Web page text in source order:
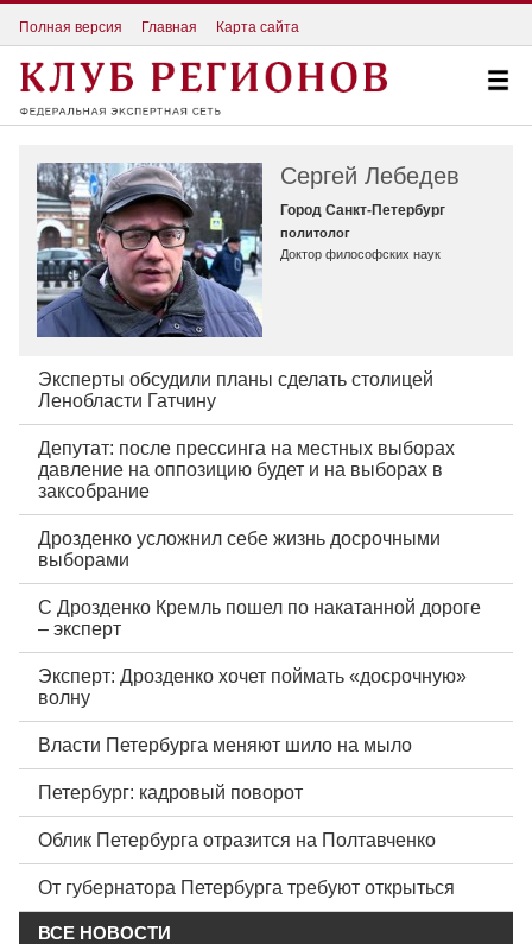
Полная версия Главная Карта сайта
Сергей Лебедев
Город Санкт-Петербург
политолог
Доктор философских наук
Эксперты обсудили планы сделать столицей
Ленобласти Гатчину
Депутат: после прессинга на местных выборах
давление на оппозицию будет и на выборах в
заксобрание
Дрозденко усложнил себе жизнь досрочными
выборами
С Дрозденко Кремль пошел по накатанной дороге
– эксперт
Эксперт: Дрозденко хочет поймать «досрочную»
волну
Власти Петербурга меняют шило на мыло
Петербург: кадровый поворот
Облик Петербурга отразится на Полтавченко
От губернатора Петербурга требуют открыться
ВСЕ НОВОСТИ